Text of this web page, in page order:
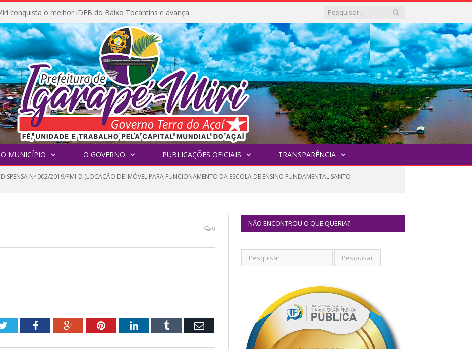
Igarapé-Miri conquista o melhor IDEB do Baixo Tocantins e avança na qualidade da educação pública
O MUNICÍPIO O GOVERNO PUBLICAÇÕES OFICIAIS TRANSPARÊNCIA
DISPENSA Nº 002/2019/PMI-D (LOCAÇÃO DE IMÓVEL PARA FUNCIONAMENTO DA ESCOLA DE ENSINO FUNDAMENTAL SANTO
0
TwitterFacebookGoogle+PinterestLinkedInTumblr Email
NÃO ENCONTROU O QUE QUERIA?